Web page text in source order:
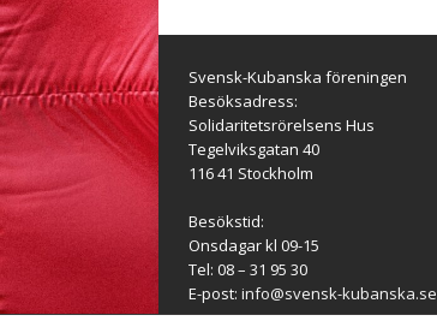
Svensk-Kubanska föreningen
Besöksadress:
Solidaritetsrörelsens Hus
Tegelviksgatan 40
116 41 Stockholm
Besökstid:
Onsdagar kl 09-15
Tel: 08 – 31 95 30
E-post: info@svensk-kubanska.se